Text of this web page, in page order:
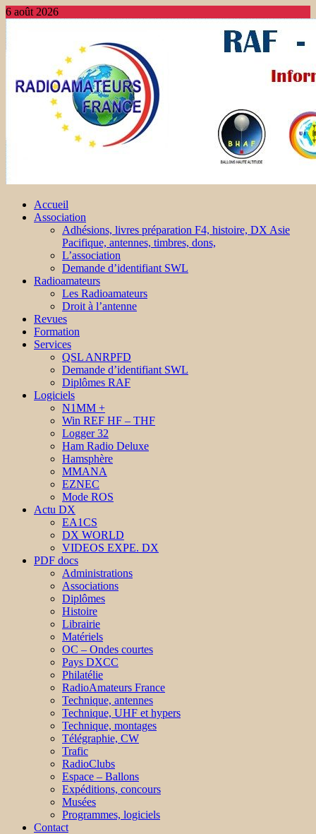
6 août 2026
Accueil
Association
Adhésions, livres préparation F4, histoire, DX Asie
Pacifique, antennes, timbres, dons,
L’association
Demande d’identifiant SWL
Radioamateurs
Les Radioamateurs
Droit à l’antenne
Revues
Formation
Services
QSL ANRPFD
Demande d’identifiant SWL
Diplômes RAF
Logiciels
N1MM +
Win REF HF – THF
Logger 32
Ham Radio Deluxe
Hamsphère
MMANA
EZNEC
Mode ROS
Actu DX
EA1CS
DX WORLD
VIDEOS EXPE. DX
PDF docs
Administrations
Associations
Diplômes
Histoire
Librairie
Matériels
OC – Ondes courtes
Pays DXCC
Philatélie
RadioAmateurs France
Technique, antennes
Technique, UHF et hypers
Technique, montages
Télégraphie, CW
Trafic
RadioClubs
Espace – Ballons
Expéditions, concours
Musées
Programmes, logiciels
Contact